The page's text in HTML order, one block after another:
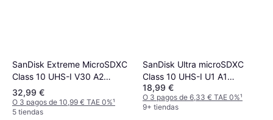
SanDisk Extreme MicroSDXC
Class 10 UHS-I V30 A2
190/90MB/s 128 GB
32,99 €
O 3 pagos de 10,99 € TAE 0%¹
5 tiendas
SanDisk Ultra microSDXC
Class 10 UHS-I U1 A1
140MB/s 64GB +SD adapter
18,99 €
O 3 pagos de 6,33 € TAE 0%¹
9+ tiendas